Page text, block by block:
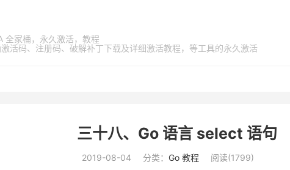
全家桶，永久激活，教程
活码、注册码、破解补丁下载及详细激活教程，等工具的永久激活
三十八、Go 语言 select 语句
2019-08-04 分类： Go 教程 阅读(1799)